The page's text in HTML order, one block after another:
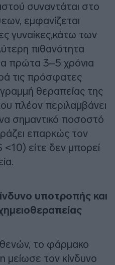
συναντάται στο
εμφανίζεται
γυναίκες,κάτω των
πιθανότητα
πρώτα 3–5 χρόνια
τις πρόσφατες
θεραπείας της
πλέον περιλαμβάνει
σημαντικό ποσοστό
επαρκώς τον
είτε δεν μπορεί
υποτροπής και
το φάρμακο
τον κίνδυνο